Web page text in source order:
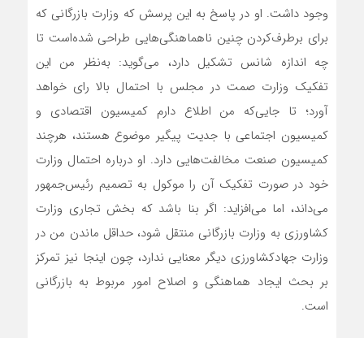
وجود داشت. او در پاسخ به این پرسش که وزارت بازرگانی که
برای برطرف‌کردن چنین ناهماهنگی‌‌‌‌‌هایی طراحی شده‌است تا
چه اندازه شانس تشکیل دارد، می‌گوید: به‌نظر من این
تفکیک وزارت صمت در مجلس با احتمال بالا رای خواهد
آورد؛ تا جایی‌که من اطلاع دارم کمیسیون اقتصادی و
کمیسیون اجتماعی با جدیت پیگیر موضوع هستند، هرچند
کمیسیون صنعت مخالفت‌هایی دارد. او درباره احتمال وزارت
خود در صورت تفکیک آن را موکول به تصمیم رئیس‌‌‌‌‌جمهور
می‌داند، اما می‌افزاید: اگر بنا باشد که بخش تجاری وزارت
کشاورزی به وزارت بازرگانی منتقل شود، حداقل ماندن من در
وزارت جهادکشاورزی دیگر معنایی ندارد، چون اینجا نیز تمرکز
بر بحث ایجاد هماهنگی و اصلاح امور مربوط به بازرگانی
است.